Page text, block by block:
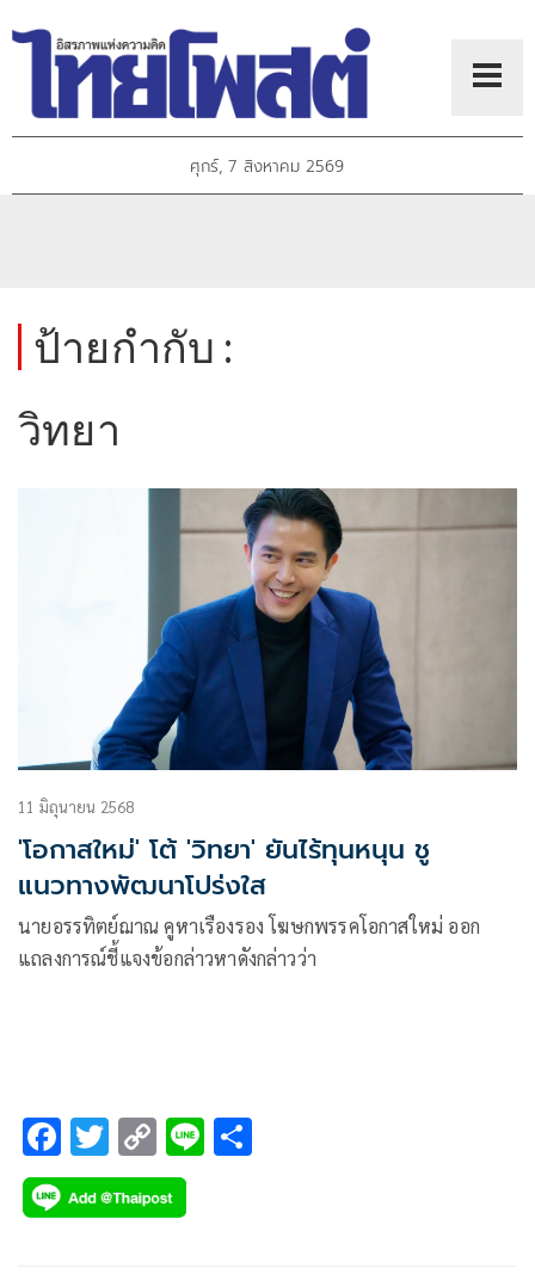
ศุกร์, 7 สิงหาคม 2569
ป้ายกำกับ :
วิทยา
11 มิถุนายน 2568
'โอกาสใหม่' โต้ 'วิทยา' ยันไร้ทุนหนุน ชู
แนวทางพัฒนาโปร่งใส
นายอรรทิตย์ฌาณ คูหาเรืองรอง โฆษกพรรคโอกาสใหม่ ออก
แถลงการณ์ชี้แจงข้อกล่าวหาดังกล่าวว่า
F
ac
e
T
wi
tt
C
o
p
Li